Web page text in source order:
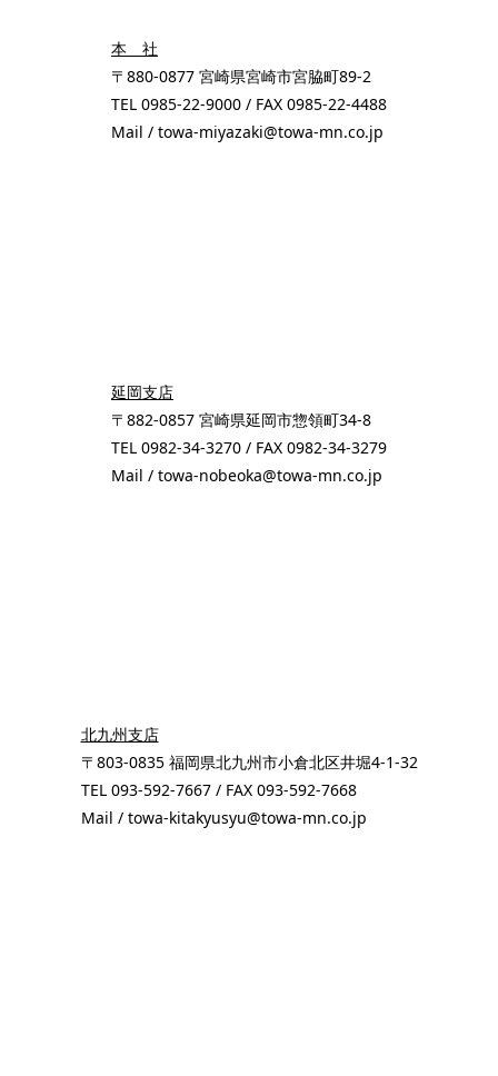
本 社
〒880-0877 宮崎県宮崎市宮脇町89-2
TEL 0985-22-9000 / FAX 0985-22-4488
Mail / towa-miyazaki@towa-mn.co.jp
延岡支店
〒882-0857 宮崎県延岡市惣領町34-8
TEL 0982-34-3270 / FAX 0982-34-3279
Mail / towa-nobeoka@towa-mn.co.jp
北九州支店
〒803-0835 福岡県北九州市小倉北区井堀4-1-32
TEL 093-592-7667 / FAX 093-592-7668
Mail / towa-kitakyusyu@towa-mn.co.jp